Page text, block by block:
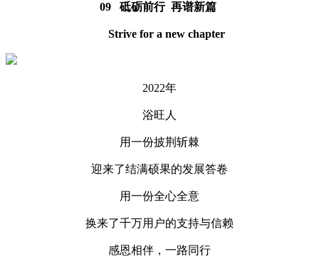
09 砥砺前行 再谱新篇
Strive for a new chapter
2022年
浴旺人
用一份披荆斩棘
迎来了结满硕果的发展答卷
用一份全心全意
换来了千万用户的支持与信赖
感恩相伴，一路同行